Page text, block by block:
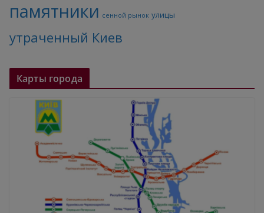
памятники сенной рынок улицы
утраченный Киев
Карты города